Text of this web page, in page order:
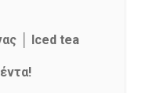
│ Iced tea